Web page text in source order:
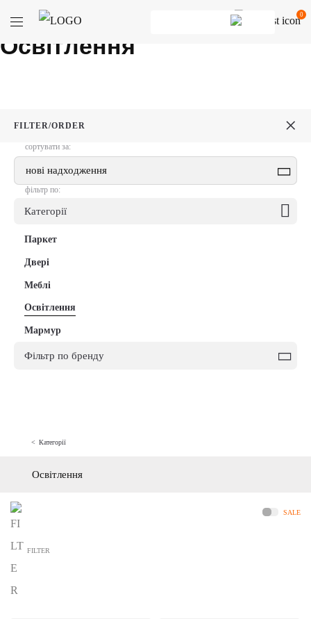
0
/ Освітлення
Освітлення
FILTER/ORDER ×
сортувати за:
нові надходження
фільтр по:
Категорії
Паркет
Двері
Меблі
Освітлення
Мармур
Фільтр по бренду
Категорії
Освітлення
FILTER
SALE